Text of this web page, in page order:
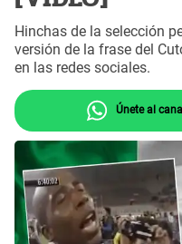
Hinchas de la selección
versión de la frase del
en las redes sociales.
Únete al